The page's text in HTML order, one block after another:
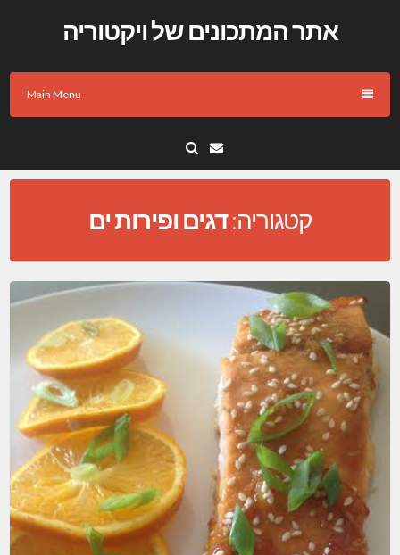
אתר המתכונים של ויקטוריה
Main Menu
Email
קטגוריה:דגים ופירות ים